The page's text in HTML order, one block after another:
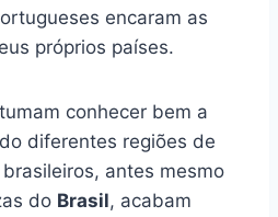
encaram as
próprios países.
conhecer bem a
diferentes regiões de
antes mesmo
do Brasil, acabam